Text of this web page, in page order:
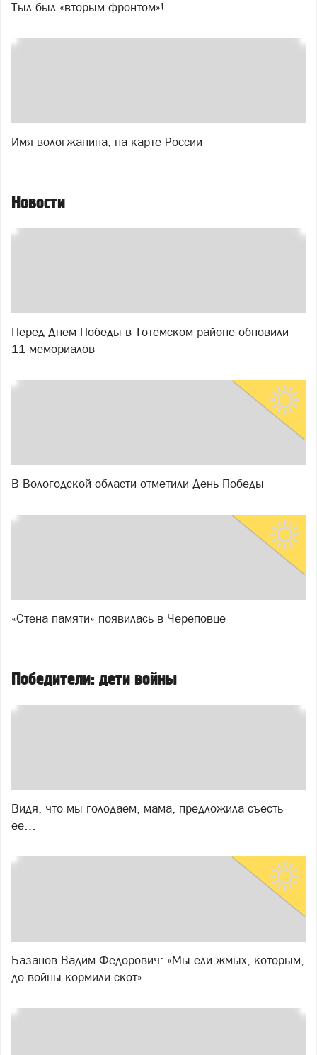
Тыл был «вторым фронтом»!
Имя вологжанина, на карте России
Новости
Перед Днем Победы в Тотемском районе обновили
11 мемориалов
В Вологодской области отметили День Победы
«Стена памяти» появилась в Череповце
Победители: дети войны
Видя, что мы голодаем, мама, предложила съесть
ее…
Базанов Вадим Федорович: «Мы ели жмых, которым,
до войны кормили скот»